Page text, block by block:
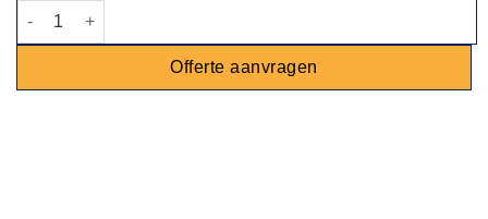
Hokker Gasbrander - 60cm x 60cm aantal
Offerte aanvragen